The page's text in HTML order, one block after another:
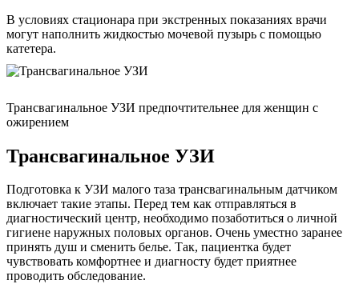
В условиях стационара при экстренных показаниях врачи
могут наполнить жидкостью мочевой пузырь с помощью
катетера.
Трансвагинальное УЗИ предпочтительнее для женщин с
ожирением
Трансвагинальное УЗИ
Подготовка к УЗИ малого таза трансвагинальным датчиком
включает такие этапы. Перед тем как отправляться в
диагностический центр, необходимо позаботиться о личной
гигиене наружных половых органов. Очень уместно заранее
принять душ и сменить белье. Так, пациентка будет
чувствовать комфортнее и диагносту будет приятнее
проводить обследование.